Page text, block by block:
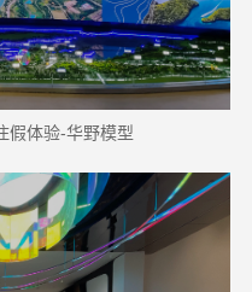
假体验-华野模型